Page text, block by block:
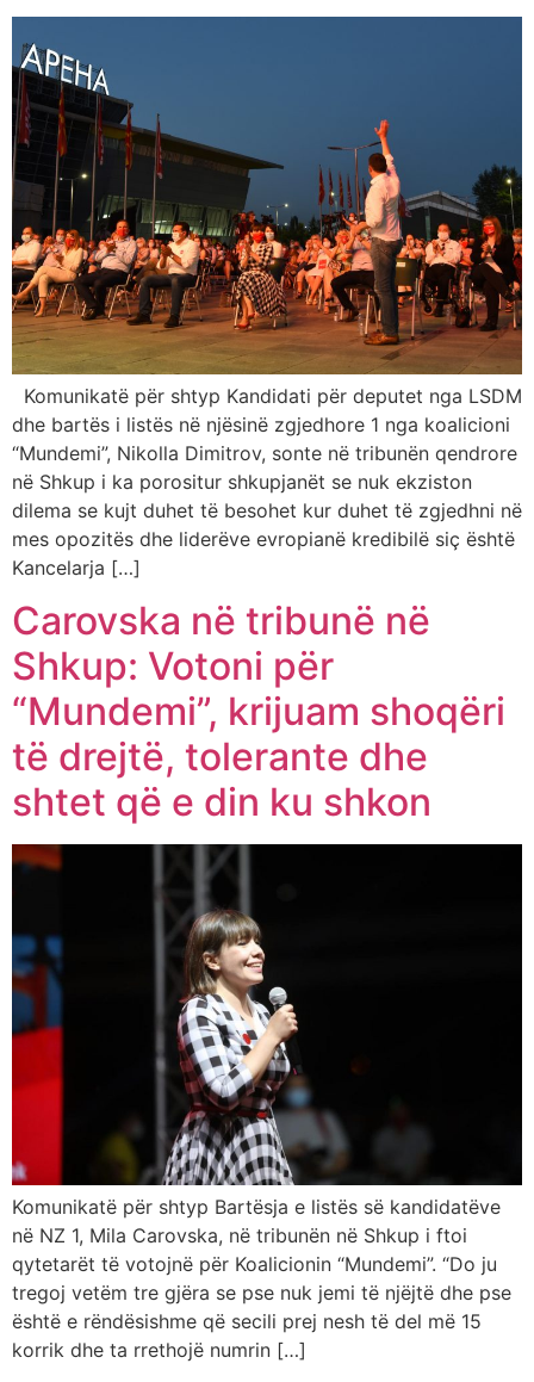
Komunikatë për shtyp Kandidati për deputet nga LSDM
dhe bartës i listës në njësinë zgjedhore 1 nga koalicioni
“Mundemi”, Nikolla Dimitrov, sonte në tribunën qendrore
në Shkup i ka porositur shkupjanët se nuk ekziston
dilema se kujt duhet të besohet kur duhet të zgjedhni në
mes opozitës dhe liderëve evropianë kredibilë siç është
Kancelarja […]
Carovska në tribunë në
Shkup: Votoni për
“Mundemi”, krijuam shoqëri
të drejtë, tolerante dhe
shtet që e din ku shkon
Komunikatë për shtyp Bartësja e listës së kandidatëve
në NZ 1, Mila Carovska, në tribunën në Shkup i ftoi
qytetarët të votojnë për Koalicionin “Mundemi”. “Do ju
tregoj vetëm tre gjëra se pse nuk jemi të njëjtë dhe pse
është e rëndësishme që secili prej nesh të del më 15
korrik dhe ta rrethojë numrin […]